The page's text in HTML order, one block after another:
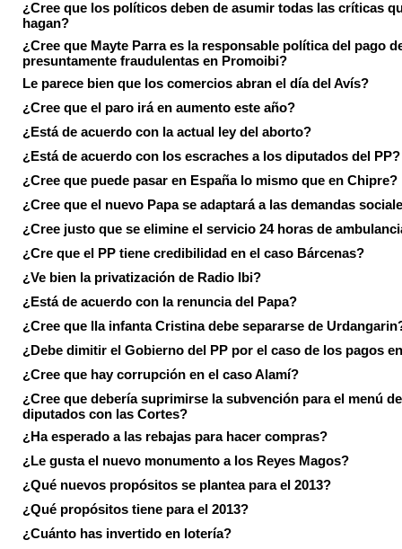
¿Cree que los políticos deben de asumir todas las críticas
hagan?
¿Cree que Mayte Parra es la responsable política del pago
presuntamente fraudulentas en Promoibi?
Le parece bien que los comercios abran el día del Avís?
¿Cree que el paro irá en aumento este año?
¿Está de acuerdo con la actual ley del aborto?
¿Está de acuerdo con los escraches a los diputados del PP?
¿Cree que puede pasar en España lo mismo que en Chipre?
¿Cree que el nuevo Papa se adaptará a las demandas
¿Cree justo que se elimine el servicio 24 horas de
¿Cre que el PP tiene credibilidad en el caso Bárcenas?
¿Ve bien la privatización de Radio Ibi?
¿Está de acuerdo con la renuncia del Papa?
¿Cree que lla infanta Cristina debe separarse de
¿Debe dimitir el Gobierno del PP por el caso de los pagos
¿Cree que hay corrupción en el caso Alamí?
¿Cree que debería suprimirse la subvención para el menú
diputados con las Cortes?
¿Ha esperado a las rebajas para hacer compras?
¿Le gusta el nuevo monumento a los Reyes Magos?
¿Qué nuevos propósitos se plantea para el 2013?
¿Qué propósitos tiene para el 2013?
¿Cuánto has invertido en lotería?